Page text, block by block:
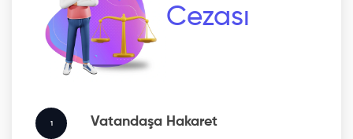
Cezası
1 Vatandaşa Hakaret